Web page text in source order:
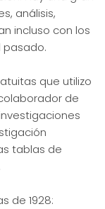
análisis,
incluso con los
pasado.
que utilizo
de
tablas de
de 1928: